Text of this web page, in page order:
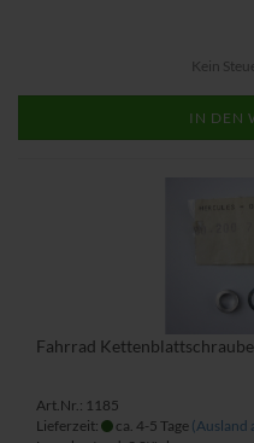
Kein
IN DEN
Fahrrad
Art.Nr.: 1185
Lieferzeit:
ca. 4-5 Tage (Ausland